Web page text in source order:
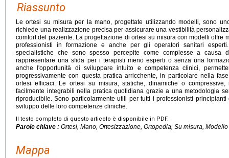
Riassunto
Le ortesi su misura per la mano, progettate utilizzando modelli, sono
richiede una realizzazione precisa per assicurare una vestibilità
comfort del paziente. La progettazione di ortesi su misura con modelli offre
professionisti in formazione e anche per gli operatori sanitari
specialistiche che sono spesso percepite come complesse a causa
rappresentare una sfida per i terapisti meno esperti o senza una
anche l'opportunità di sviluppare intuito e competenza clinici,
progressivamente con questa pratica arricchente, in particolare nella
ortesi efficaci. Le ortesi su misura, statiche, dinamiche o
facilmente integrabili nella pratica quotidiana grazie a una metodologia
riproducibile. Sono particolarmente utili per tutti i professionisti
sviluppo delle loro competenze cliniche.
Il testo completo di questo articolo è disponibile in PDF.
Parole chiave : Ortesi, Mano, Ortesizzazione, Ortopedia, Su misura, Modello
Mappa